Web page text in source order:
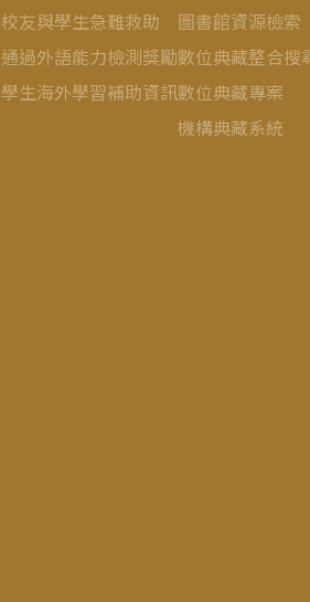
校友與學生急難救助
通過外語能力檢測獎勵
學生海外學習補助資訊
圖書館資源檢索
數位典藏整合搜
數位典藏專案
機構典藏系統